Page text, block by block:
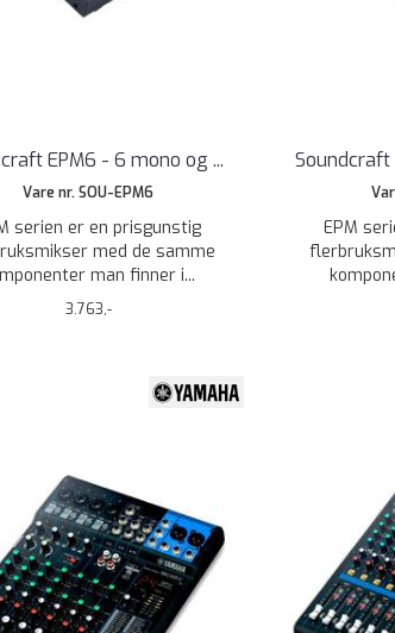
EPM6 - 6 mono og...
Vare nr. SOU-EPM6
serien er en prisgunstig
med de samme
man finner i...
3.763,-
EPM